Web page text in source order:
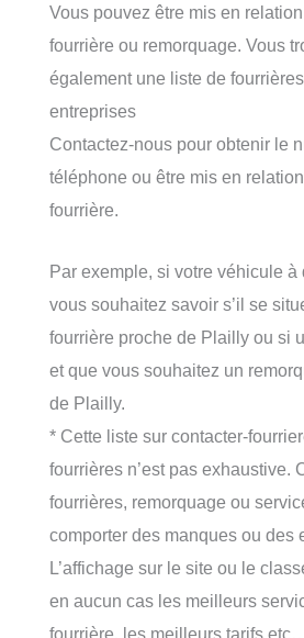
Vous pouvez être mis en
fourrière ou remorquage. Vous
également une liste de
entreprises
Contactez-nous pour obtenir le
téléphone ou être mis en
fourrière.
Par exemple, si votre véhicule à
vous souhaitez savoir s’il se
fourrière proche de Plailly ou si
et que vous souhaitez un
de Plailly.
* Cette liste sur contacter-
fourrières n’est pas exhaustive.
fourrières, remorquage ou
comporter des manques ou des
L’affichage sur le site ou le
en aucun cas les meilleurs
fourrière, les meilleurs tarifs